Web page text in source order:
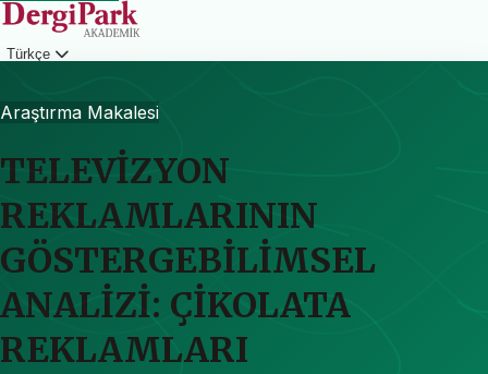
Türkçe
Araştırma Makalesi
TELEVİZYON
REKLAMLARININ
GÖSTERGEBİLİMSEL
ANALİZİ: ÇİKOLATA
REKLAMLARI